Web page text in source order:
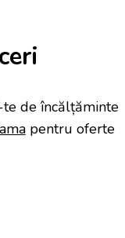
de încălțăminte
pentru oferte